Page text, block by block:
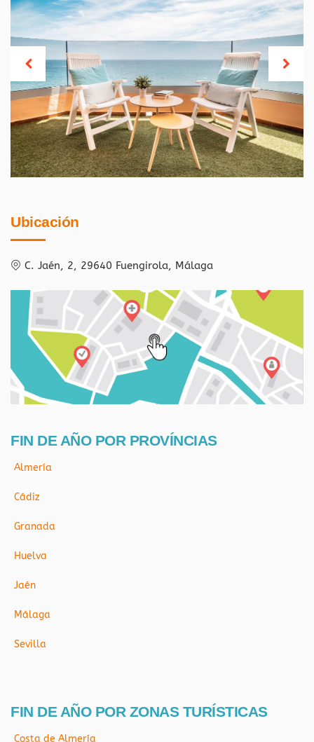
Ubicación
C. Jaén, 2, 29640 Fuengirola, Málaga
FIN DE AÑO POR PROVÍNCIAS
Almería
Cádiz
Granada
Huelva
Jaén
Málaga
Sevilla
FIN DE AÑO POR ZONAS TURÍSTICAS
Costa de Almería